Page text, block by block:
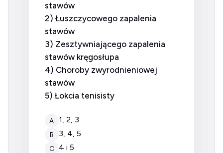
stawów
2) Łuszczycowego zapalenia
stawów
3) Zesztywniającego zapalenia
stawów kręgosłupa
4) Choroby zwyrodnieniowej
stawów
5) Łokcia tenisisty
A 1, 2, 3
B 3, 4, 5
C 4 i 5